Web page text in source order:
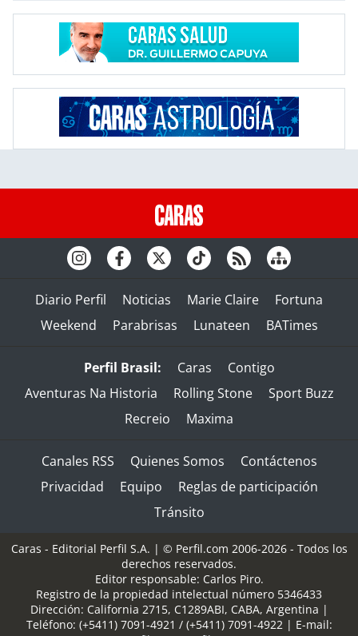
Diario Perfil Noticias Marie Claire
Fortuna
Weekend
Parabrisas Lunateen BATimes
Perfil Brasil: Caras
Contigo
Aventuras Na Historia
Rolling Stone
Sport Buzz
Recreio
Maxima
Canales RSS Quienes Somos
Contáctenos
Privacidad
Equipo
Reglas de participación
Tránsito
Caras - Editorial Perfil S.A. | © Perfil.com 2006-2026 - Todos los
derechos reservados.
Editor responsable: Carlos Piro.
Registro de la propiedad intelectual número 5346433
Dirección: California 2715, C1289ABI, CABA, Argentina |
Teléfono: (+5411) 7091-4921 / (+5411) 7091-4922| E-mail: